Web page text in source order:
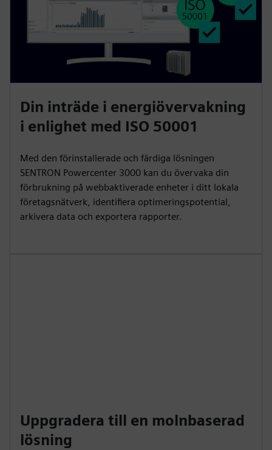
Din inträde i energiövervakning
i enlighet med ISO 50001
Med den förinstallerade och färdiga lösningen
SENTRON Powercenter 3000 kan du övervaka din
förbrukning på webbaktiverade enheter i ditt lokala
företagsnätverk, identifiera optimeringspotential,
arkivera data och exportera rapporter.
Uppgradera till en molnbaserad
lösning